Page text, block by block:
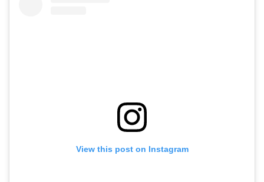
View this post on Instagram